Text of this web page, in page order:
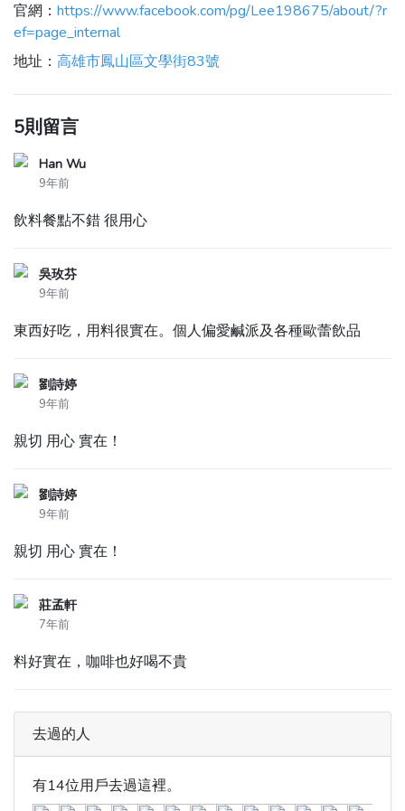
官網： https://www.facebook.com/pg/Lee198675/about/?r
ef=page_internal
地址： 高雄市鳳山區文學街83號
5則留言
Han Wu
9年前
飲料餐點不錯 很用心
吳玫芬
9年前
東西好吃，用料很實在。個人偏愛鹹派及各種歐蕾飲品
劉詩婷
9年前
親切 用心 實在！
劉詩婷
9年前
親切 用心 實在！
莊孟軒
7年前
料好實在，咖啡也好喝不貴
去過的人
有14位用戶去過這裡。